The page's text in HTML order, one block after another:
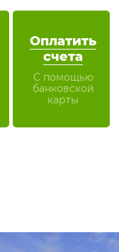
Оплатить
счета
С помощью
банковской
карты